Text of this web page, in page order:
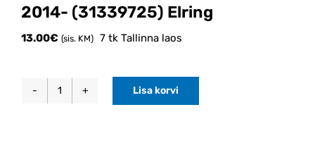
2014- (31339725) Elring
13.00€ (sis. KM) 7 tk Tallinna laos
Nukkvõlli
Lisa korvi